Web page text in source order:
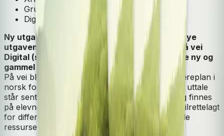
Grunnskole
Digital ressurs
Ny utgave foreligger i september 2025. Den nye
utgaven består av tekstbok, arbeidsbok og På vei
Digital (som er det samme nettstedet for både ny og
gammel utgave).
På vei ble grundig oppdatert og revidert etter læreplan i
norsk for voksne innvandrere fra 2021. Muntlig uttale
står sentralt og et eget opplegg for uttaletrening finnes
på elevnettstedet. På vei gir stor fleksibilitet, er tilrettelagt
for differensiering og har svært rikholdige digitale
ressurser.